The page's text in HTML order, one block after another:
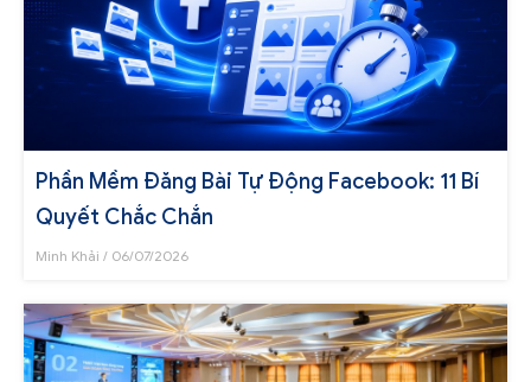
Phần Mềm Đăng Bài Tự Động Facebook: 11 Bí
Quyết Chắc Chắn
Minh Khải 06/07/2026